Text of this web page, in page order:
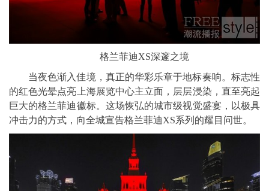
格兰菲迪XS深邃之境
当夜色渐入佳境，真正的华彩乐章于地标奏响。标志性
的红色光晕点亮上海展览中心主立面，层层浸染，直至亮起
巨大的格兰菲迪徽标。这场恢弘的城市级视觉盛宴，以极具
冲击力的方式，向全城宣告格兰菲迪XS系列的耀目问世。